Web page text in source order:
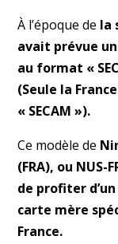
À l’époque de la
avait prévue
au format «
(Seule la
« SECAM »).
Ce modèle de
(FRA), ou NUS-
de profiter
carte mère
France.